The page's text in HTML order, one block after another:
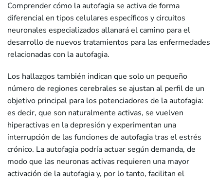
Comprender cómo la autofagia se activa de forma
diferencial en tipos celulares específicos y circuitos
neuronales especializados allanará el camino para el
desarrollo de nuevos tratamientos para las enfermedades
relacionadas con la autofagia.
Los hallazgos también indican que solo un pequeño
número de regiones cerebrales se ajustan al perfil de un
objetivo principal para los potenciadores de la autofagia:
es decir, que son naturalmente activas, se vuelven
hiperactivas en la depresión y experimentan una
interrupción de las funciones de autofagia tras el estrés
crónico. La autofagia podría actuar según demanda, de
modo que las neuronas activas requieren una mayor
activación de la autofagia y, por lo tanto, facilitan el